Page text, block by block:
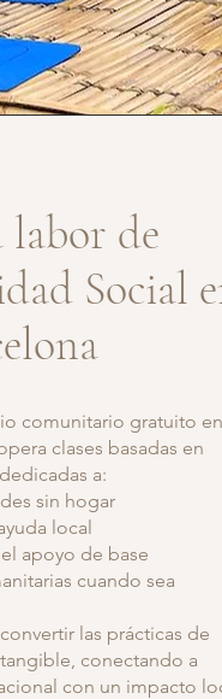
labor de
Social
comunitario gratuito en
clases basadas en
a:
sin hogar
local
apoyo de base
cuando sea
las prácticas de
conectando a
con un impacto